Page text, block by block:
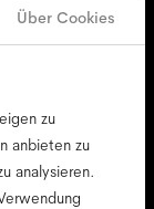
Über Cookies
zu
anbieten zu
analysieren.